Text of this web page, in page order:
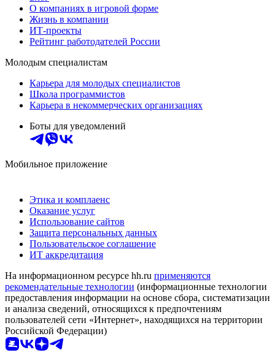
О компаниях в игровой форме
Жизнь в компании
ИТ-проекты
Рейтинг работодателей России
Молодым специалистам
Карьера для молодых специалистов
Школа программистов
Карьера в некоммерческих организациях
Боты для уведомлений
Мобильное приложение
Этика и комплаенс
Оказание услуг
Использование сайтов
Защита персональных данных
Пользовательское соглашение
ИТ аккредитация
На информационном ресурсе hh.ru применяются
рекомендательные технологии (информационные технологии
предоставления информации на основе сбора, систематизации
и анализа сведений, относящихся к предпочтениям
пользователей сети «Интернет», находящихся на территории
Российской Федерации)